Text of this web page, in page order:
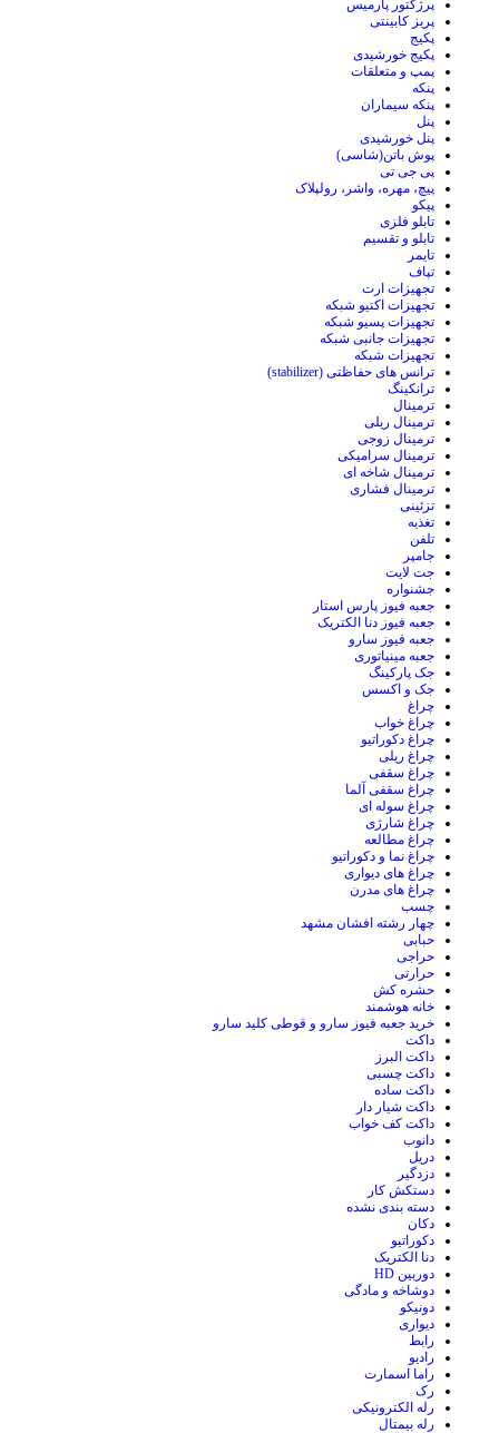
پرژکتور پارمیس
پریز کابینتی
پکیج
پکیج خورشیدی
پمپ و متعلقات
پنکه
پنکه سیماران
پنل
پنل خورشیدی
پوش باتن(شاسی)
پی جی تی
پیچ، مهره، واشر، رولپلاک
پیکو
تابلو فلزی
تابلو و تقسیم
تایمر
تپاف
تجهیزات ارت
تجهیزات اکتیو شبکه
تجهیزات پسیو شبکه
تجهیزات جانبی شبکه
تجهیزات شبکه
ترانس های حفاظتی (stabilizer)
ترانکینگ
ترمینال
ترمینال ریلی
ترمینال زوجی
ترمینال سرامیکی
ترمینال شاخه ای
ترمینال فشاری
تزئینی
تغذیه
تلفن
جامپر
جت لایت
جشنواره
جعبه فیوز پارس استار
جعبه فیوز دنا الکتریک
جعبه فیوز سارو
جعبه مینیاتوری
جک پارکینگ
جک و اکسس
چراغ
چراغ خواب
چراغ دکوراتیو
چراغ ریلی
چراغ سقفی
چراغ سقفی آلما
چراغ سوله ای
چراغ شارژی
چراغ مطالعه
چراغ نما و دکوراتیو
چراغ های دیواری
چراغ های مدرن
چسب
چهار رشته افشان مشهد
حبابی
حراجی
حرارتی
حشره کش
خانه هوشمند
خرید جعبه فیوز سارو و قوطی کلید سارو
داکت
داکت البرز
داکت چسبی
داکت ساده
داکت شیار دار
داکت کف خواب
دانوب
دریل
دزدگیر
دستکش کار
دسته بندی نشده
دکان
دکوراتیو
دنا الکتریک
دوربین HD
دوشاخه و مادگی
دونیکو
دیواری
رابط
رادیو
راما اسمارت
رک
رله الکترونیکی
رله بیمتال